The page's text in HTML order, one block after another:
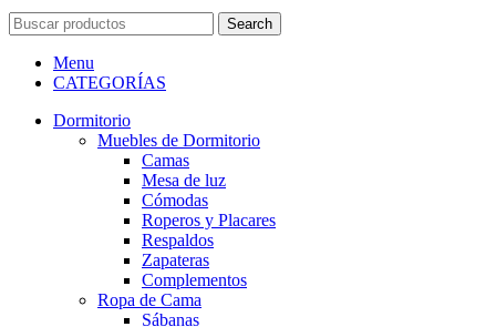
Search
Menu
CATEGORÍAS
Dormitorio
Muebles de Dormitorio
Camas
Mesa de luz
Cómodas
Roperos y Placares
Respaldos
Zapateras
Complementos
Ropa de Cama
Sábanas